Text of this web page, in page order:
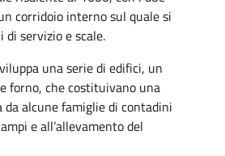
corridoio interno sul quale si
di servizio e scale.
una serie di edifici, un
forno, che costituivano una
alcune famiglie di contadini
e all’allevamento del